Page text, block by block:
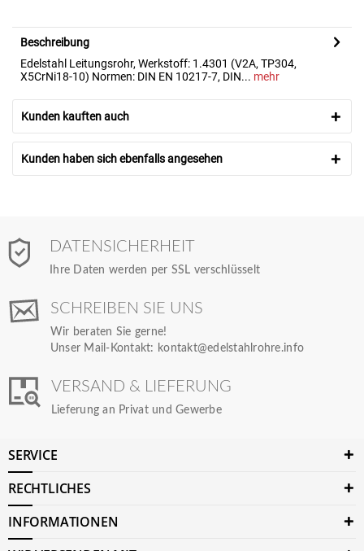
Beschreibung
Edelstahl Leitungsrohr, Werkstoff: 1.4301 (V2A, TP304,
X5CrNi18-10) Normen: DIN EN 10217-7, DIN... mehr
Kunden kauften auch
Kunden haben sich ebenfalls angesehen
DATENSICHERHEIT
Ihre Daten werden per SSL verschlüsselt
SCHREIBEN SIE UNS
Wir beraten Sie gerne!
Unser Mail-Kontakt: kontakt@edelstahlrohre.info
VERSAND & LIEFERUNG
Lieferung an Privat und Gewerbe
SERVICE
RECHTLICHES
INFORMATIONEN